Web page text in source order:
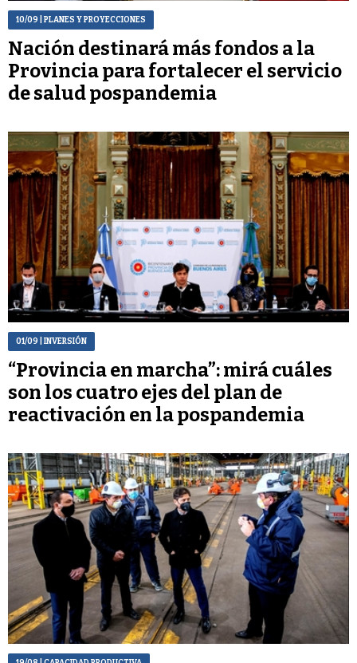
10/09 | PLANES Y PROYECCIONES
Nación destinará más fondos a la
Provincia para fortalecer el servicio
de salud pospandemia
01/09 | INVERSIÓN
“Provincia en marcha”: mirá cuáles
son los cuatro ejes del plan de
reactivación en la pospandemia